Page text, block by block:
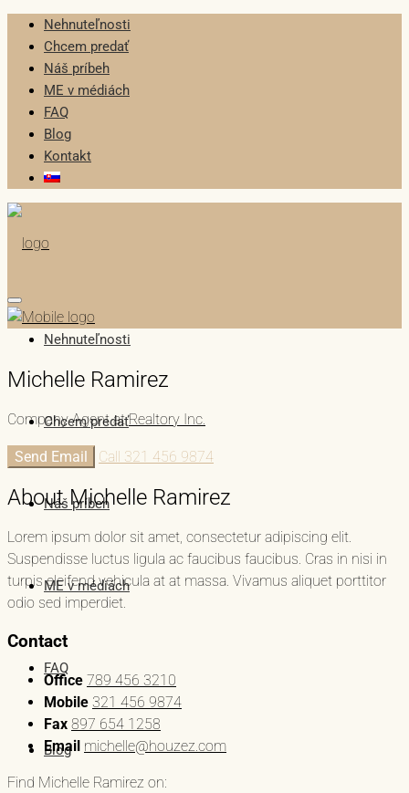
Nehnuteľnosti
Chcem predať
Náš príbeh
ME v médiách
FAQ
Blog
Kontakt
Nehnuteľnosti
Chcem predať
Náš príbeh
ME v médiách
FAQ
Blog
Michelle Ramirez
Company Agent atRealtory Inc.
Send Email Call 321 456 9874
About Michelle Ramirez
Lorem ipsum dolor sit amet, consectetur adipiscing elit.
Suspendisse luctus ligula ac faucibus faucibus. Cras in nisi in
turpis eleifend vehicula at at massa. Vivamus aliquet porttitor
odio sed imperdiet.
Contact
Office 789 456 3210
Mobile 321 456 9874
Fax 897 654 1258
Email michelle@houzez.com
Find Michelle Ramirez on: